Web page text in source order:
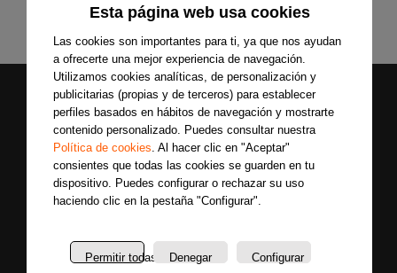
Esta página web usa cookies
Las cookies son importantes para ti, ya que nos ayudan
a ofrecerte una mejor experiencia de navegación.
Utilizamos cookies analíticas, de personalización y
publicitarias (propias y de terceros) para establecer
perfiles basados en hábitos de navegación y mostrarte
contenido personalizado. Puedes consultar nuestra
Política de cookies. Al hacer clic en "Aceptar"
consientes que todas las cookies se guarden en tu
dispositivo. Puedes configurar o rechazar su uso
haciendo clic en la pestaña "Configurar".
Permitir todas Denegar Configurar
Secciones
noticias
Colaboradores
Sobre
La
emisora
Síguenos
redes sociales y